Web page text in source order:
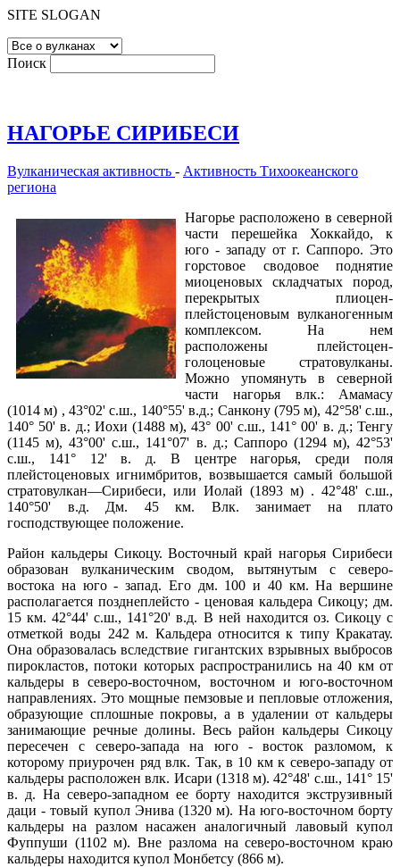
SITE SLOGAN
Поиск
НАГОРЬЕ СИРИБЕСИ
Вулканическая активность - Активность Тихоокеанского
региона
Нагорье расположено в северной
части перешейка Хоккайдо, к
юго - западу от г. Саппоро. Это
горстовое сводовое поднятие
миоценовых складчатых пород,
перекрытых плиоцен-
плейстоценовым вулканогенным
комплексом. На нем
расположены плейстоцен-
голоценовые стратовулканы.
Можно упомянуть в северной
части нагорья влк.: Амамасу
(1014 м) , 43°02' с.ш., 140°55' в.д.; Санкону (795 м), 42°58' с.ш.,
140° 50' в. д.; Иохи (1488 м), 43° 00' с.ш., 141° 00' в. д.; Тенгу
(1145 м), 43°00' с.ш., 141°07' в. д.; Саппоро (1294 м), 42°53'
с.ш., 141° 12' в. д. В центре нагорья, среди поля
плейстоценовых игнимбритов, возвышается самый большой
стратовулкан—Сирибеси, или Иолай (1893 м) . 42°48' с.ш.,
140°50' в.д. Дм. 45 км. Влк. занимает на плато
господствующее положение.
Район кальдеры Сикоцу. Восточный край нагорья Сирибеси
образован вулканическим сводом, вытянутым с северо-
востока на юго - запад. Его дм. 100 и 40 км. На вершине
располагается позднеплейсто - ценовая кальдера Сикоцу; дм.
15 км. 42°44' с.ш., 141°20' в.д. В ней находится оз. Сикоцу с
отметкой воды 242 м. Кальдера относится к типу Кракатау.
Она образовалась вследствие гигантских взрывных выбросов
пирокластов, потоки которых распространились на 40 км от
кальдеры в северо-восточном, восточном и юго-восточном
направлениях. Это мощные пемзовые и пепловые отложения,
образующие сплошные покровы, а в удалении от кальдеры
занимающие речные долины. Весь район кальдеры Сикоцу
пересечен с северо-запада на юго - восток разломом, к
которому приурочен ряд влк. Так, в 10 км к северо-западу от
кальдеры расположен влк. Исари (1318 м). 42°48' с.ш., 141° 15'
в. д. На северо-западном ее борту находится экструзивный
даци - товый купол Энива (1320 м). На юго-восточном борту
кальдеры на разлом насажен аналогичный лавовый купол
Фуппуши (1102 м). Вне разлома на северо-восточном краю
кальдеры находится купол Монбетсу (866 м).